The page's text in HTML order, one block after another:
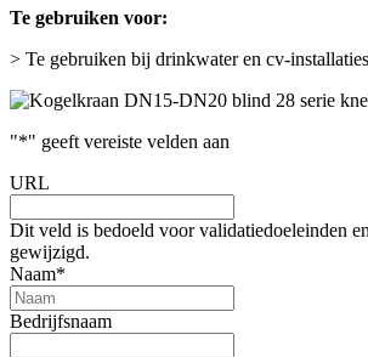
Te gebruiken voor:
> Te gebruiken bij drinkwater en cv-installaties
"*" geeft vereiste velden aan
URL
Dit veld is bedoeld voor validatiedoeleinden
gewijzigd.
Naam*
Bedrijfsnaam